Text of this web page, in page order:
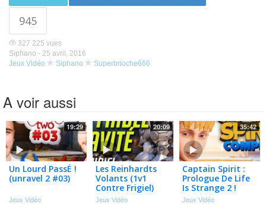
945
327 225 vues
Siphano - 25 avril, 2016
Jeux Vidéo
Siphano Superbrioche666
A voir aussi
19:29
Un Lourd PassÉ !
(unravel 2 #03)
Jeux Vidéo
20:09
Les Reinhardts
Volants (1v1
Contre Frigiel)
Jeux Vidéo
35:42
Captain Spirit :
Prologue De Life
Is Strange 2 !
[complet] [fr]
Jeux Vidéo